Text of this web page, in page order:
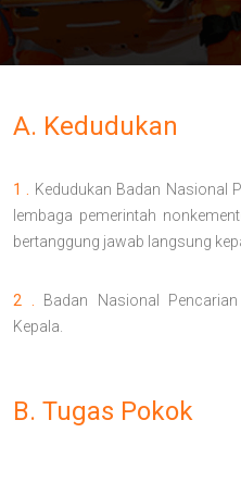
A. Kedudukan
1 . Kedudukan Badan Nasional
lembaga pemerintah
bertanggung jawab langsung
2 . Badan Nasional
Kepala.
B. Tugas Pokok